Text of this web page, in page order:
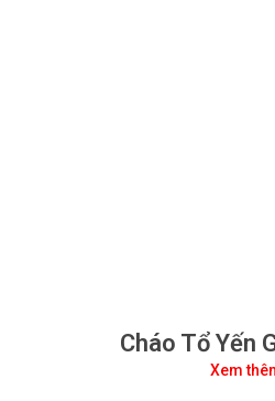
Cháo Tổ Yến
Xem